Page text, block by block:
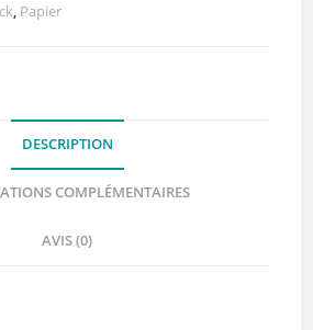
, Papier
DESCRIPTION
COMPLÉMENTAIRES
AVIS (0)